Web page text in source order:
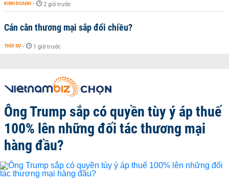
KINH DOANH - 2 giờ trước
Cán cân thương mại sắp đổi chiều?
THỜI SỰ - 1 giờ trước
Ông Trump sắp có quyền tùy ý áp thuế
100% lên những đối tác thương mại
hàng đầu?